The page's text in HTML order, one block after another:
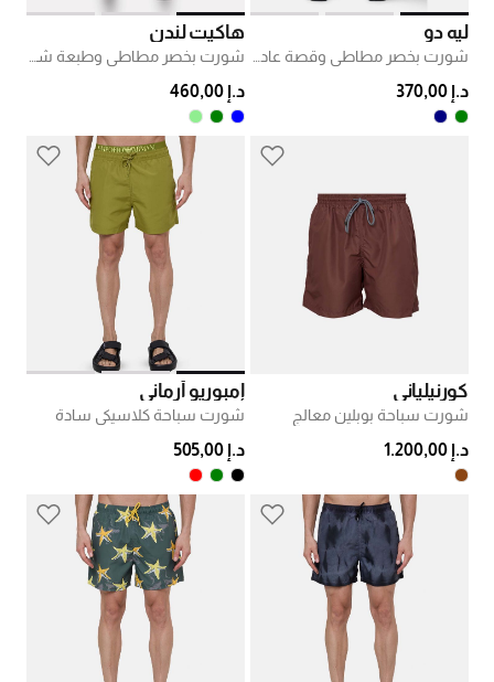
ليه دو
د.إ 370,00
هاكيت لندن
د.إ 460,00
كورنيلياني
شورت سباحة بوبلين معالج
د.إ 1.200,00
إمبوريو أرماني
شورت سباحة كلاسيكي سادة
د.إ 505,00